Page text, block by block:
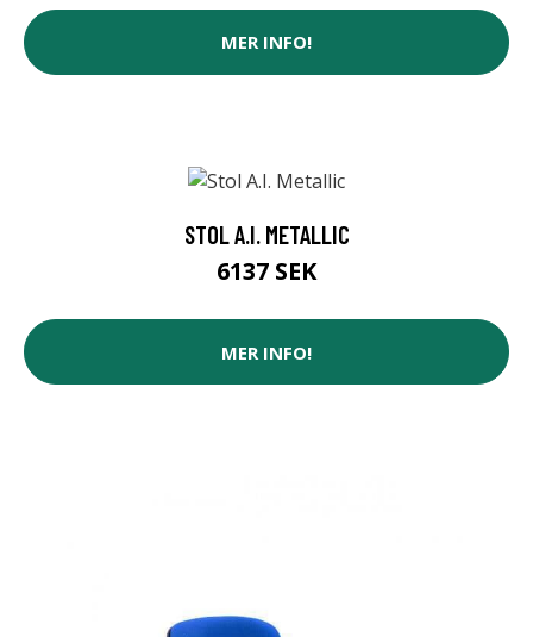
MER INFO!
STOL A.I. METALLIC
6137 SEK
MER INFO!